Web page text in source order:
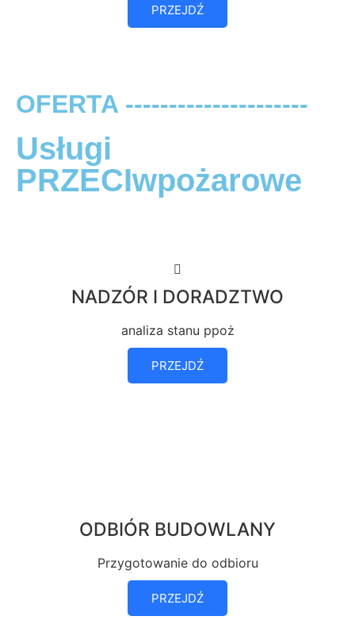
PRZEJDŹ
OFERTA ---------------------
Usługi
PRZECIwpożarowe
NADZÓR I DORADZTWO
analiza stanu ppoż
PRZEJDŹ
ODBIÓR BUDOWLANY
Przygotowanie do odbioru
PRZEJDŹ